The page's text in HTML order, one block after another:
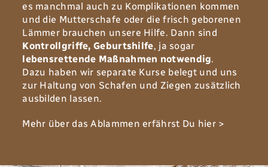
es manchmal auch zu Komplikationen kommen
und die Mutterschafe oder die frisch geborenen
Lämmer brauchen unsere Hilfe‭. ‬Dann sind
Kontrollgriffe‭, ‬Geburtshilfe‭, ‬ja sogar
lebensrettende Maßnahmen notwendig‭.
Dazu haben wir separate Kurse belegt und uns
zur Haltung von Schafen und Ziegen zusätzlich
ausbilden lassen‭.‬
Mehr über das Ablammen erfährst Du hier >